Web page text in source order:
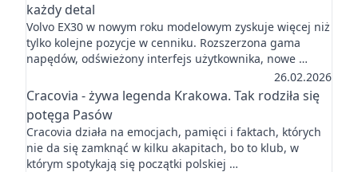
każdy detal
Volvo EX30 w nowym roku modelowym zyskuje więcej niż
tylko kolejne pozycje w cenniku. Rozszerzona gama
napędów, odświeżony interfejs użytkownika, nowe …
26.02.2026
Cracovia - żywa legenda Krakowa. Tak rodziła się
potęga Pasów
Cracovia działa na emocjach, pamięci i faktach, których
nie da się zamknąć w kilku akapitach, bo to klub, w
którym spotykają się początki polskiej …